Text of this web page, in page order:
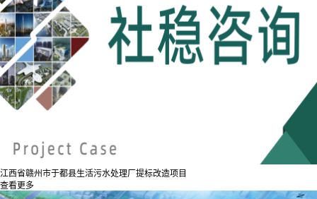
江西省赣州市于都县生活污水处理厂提标改造项目
查看更多